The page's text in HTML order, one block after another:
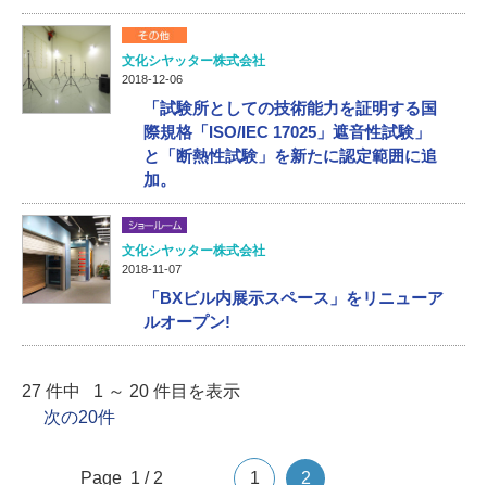
文化シヤッター株式会社
2018-12-06
「試験所としての技術能力を証明する国
際規格「ISO/IEC 17025」遮音性試験」
と「断熱性試験」を新たに認定範囲に追
加。
文化シヤッター株式会社
2018-11-07
「BXビル内展示スペース」をリニューア
ルオープン!
27 件中 1 ～ 20 件目を表示
次の20件
Page 1 / 2 1 2